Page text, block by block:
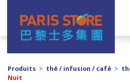
Navigation
Produits > thé / infusion / café >
Nuit